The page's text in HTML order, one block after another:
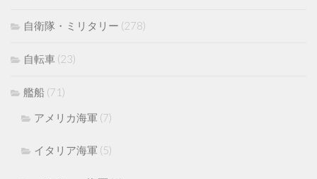
自衛隊・ミリタリー (278)
自転車 (23)
艦船 (71)
アメリカ海軍 (7)
イタリア海軍 (5)